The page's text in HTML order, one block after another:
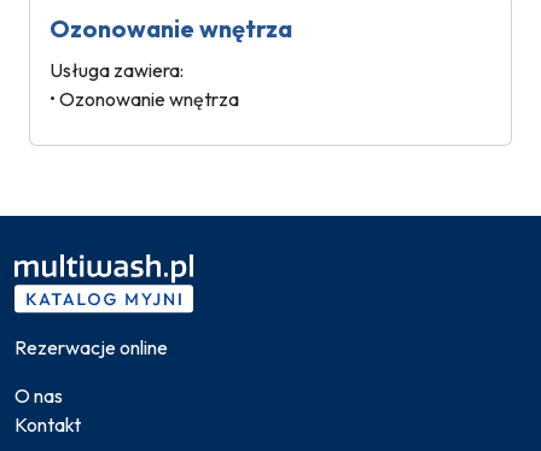
Ozonowanie wnętrza
Usługa zawiera:
• Ozonowanie wnętrza
Rezerwacje online
O nas
Kontakt